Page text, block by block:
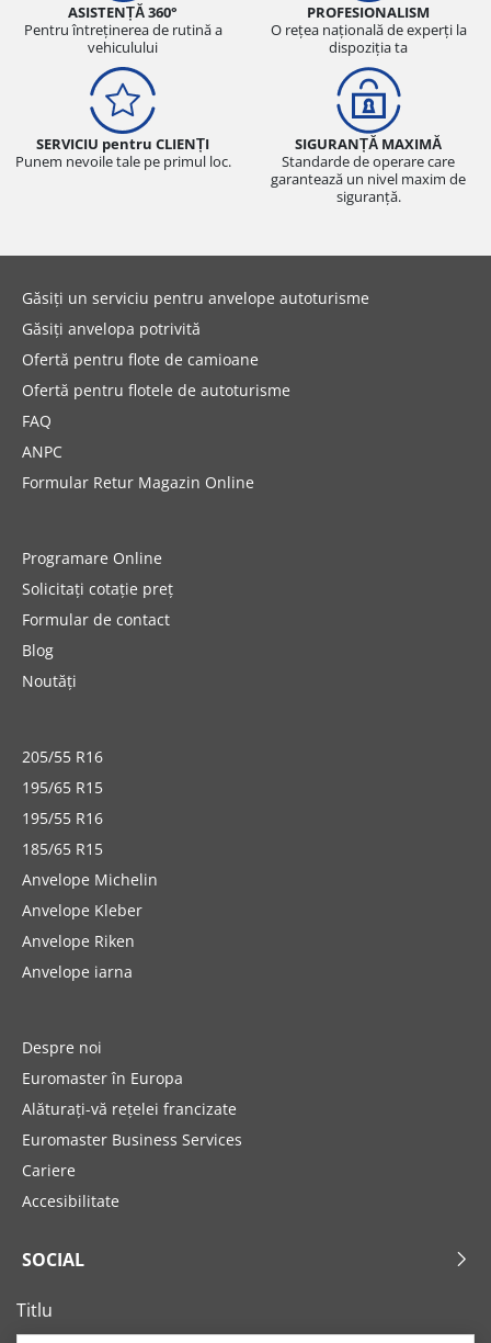
ASISTENȚĂ 360°
Pentru întreținerea de rutină a
vehiculului
PROFESIONALISM
O rețea națională de experți la
dispoziția ta
SERVICIU pentru CLIENȚI
Punem nevoile tale pe primul loc.
SIGURANȚĂ MAXIMĂ
Standarde de operare care
garantează un nivel maxim de
siguranță.
Găsiți un serviciu pentru anvelope autoturisme
Găsiți anvelopa potrivită
Ofertă pentru flote de camioane
Ofertă pentru flotele de autoturisme
FAQ
ANPC
Formular Retur Magazin Online
Programare Online
Solicitați cotație preț
Formular de contact
Blog
Noutăți
205/55 R16
195/65 R15
195/55 R16
185/65 R15
Anvelope Michelin
Anvelope Kleber
Anvelope Riken
Anvelope iarna
Despre noi
Euromaster în Europa
Alăturați-vă rețelei francizate
Euromaster Business Services
Cariere
Accesibilitate
SOCIAL
Titlu